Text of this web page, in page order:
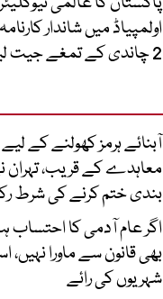
اولمپیاڈ میں شاندار
2 چاندی کے تمغے جیت لیے
آبنائے ہرمز کھولنے کے لیے
معاہدے کے قریب، تہران
بندی ختم کرنے کی شرط
اگر عام آدمی کا احتساب
بھی قانون سے ماورا نہیں،
شہریوں کی رائے